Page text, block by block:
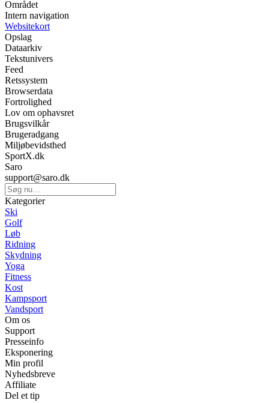
Området
Intern navigation
Websitekort
Opslag
Dataarkiv
Tekstunivers
Feed
Retssystem
Browserdata
Fortrolighed
Lov om ophavsret
Brugsvilkår
Brugeradgang
Miljøbevidsthed
SportX.dk
Saro
support@saro.dk
Kategorier
Ski
Golf
Løb
Ridning
Skydning
Yoga
Fitness
Kost
Kampsport
Vandsport
Om os
Support
Presseinfo
Eksponering
Min profil
Nyhedsbreve
Affiliate
Del et tip